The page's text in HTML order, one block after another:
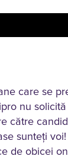
care se
nu
către
sunteţi
de obicei